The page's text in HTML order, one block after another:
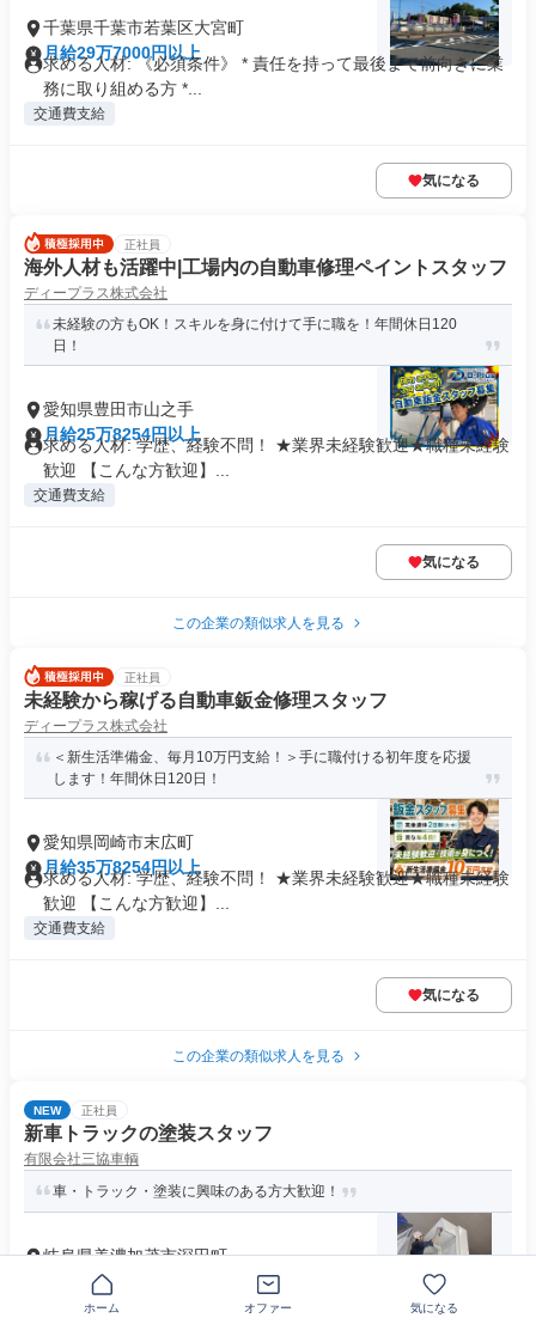
千葉県千葉市若葉区大宮町
月給29万7000円以上
求める人材: 《必須条件》 * 責任を持って最後まで前向きに業
務に取り組める方 *...
交通費支給
気になる
正社員
海外人材も活躍中|工場内の自動車修理ペイントスタッフ
ディープラス株式会社
未経験の方もOK！スキルを身に付けて手に職を！年間休日120
日！
愛知県豊田市山之手
月給25万8254円以上
求める人材: 学歴、経験不問！ ★業界未経験歓迎★職種未経験
歓迎 【こんな方歓迎】...
交通費支給
気になる
この企業の類似求人を見る
正社員
未経験から稼げる自動車鈑金修理スタッフ
ディープラス株式会社
＜新生活準備金、毎月10万円支給！＞手に職付ける初年度を応援
します！年間休日120日！
愛知県岡崎市末広町
月給35万8254円以上
求める人材: 学歴、経験不問！ ★業界未経験歓迎★職種未経験
歓迎 【こんな方歓迎】...
交通費支給
気になる
この企業の類似求人を見る
NEW 正社員
新車トラックの塗装スタッフ
有限会社三協車輌
車・トラック・塗装に興味のある方大歓迎！
岐阜県美濃加茂市深田町
月給24万円～30万円
求める人材: * 塗装作業に興味がある方 * 黙々と作業をするの
が好きな方 * 未経...
ホーム オファー 気になる